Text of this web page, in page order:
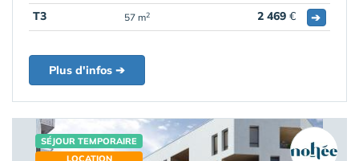
T3
57 m2 2 469 € ➔
Plus d'infos ➔
SÉJOUR TEMPORAIRE
LOCATION